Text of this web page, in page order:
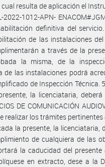
cual resulta de aplicación el
2022-1012-APN-
definitiva del
de las instalaciones
a través de la
la misma, de la
de las instalaciones podrá
de Inspección Técnica.
la licenciataria, deberá
DE COMUNICACIÓN
realizar los trámites pertinentes
la presente, la licenciataria,
de cualquiera de las
la caducidad del
en extracto, dese a la